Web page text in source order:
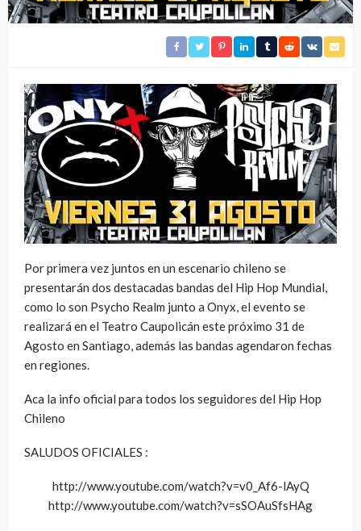
Por primera vez juntos en un escenario chileno se
presentarán dos destacadas bandas del Hip Hop Mundial,
como lo son Psycho Realm junto a Onyx, el evento se
realizará en el Teatro Caupolicán este próximo 31 de
Agosto en Santiago, además las bandas agendaron fechas
en regiones.
Aca la info oficial para todos los seguidores del Hip Hop
Chileno
SALUDOS OFICIALES :
http://www.youtube.com/watch?v=v0_Af6-lAyQ
http://www.youtube.com/watch?v=sSOAuSfsHAg